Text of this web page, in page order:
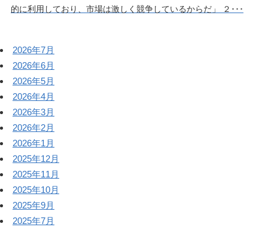
的に利用しており、市場は激しく競争しているからだ」 ２･･･
2026年7月
2026年6月
2026年5月
2026年4月
2026年3月
2026年2月
2026年1月
2025年12月
2025年11月
2025年10月
2025年9月
2025年7月